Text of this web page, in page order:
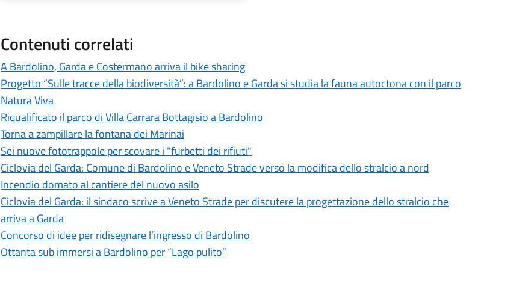
Contenuti correlati
A Bardolino, Garda e Costermano arriva il bike sharing
Progetto “Sulle tracce della biodiversità”: a Bardolino e Garda si studia la fauna autoctona con il parco
Natura Viva
Riqualificato il parco di Villa Carrara Bottagisio a Bardolino
Torna a zampillare la fontana dei Marinai
Sei nuove fototrappole per scovare i "furbetti dei rifiuti"
Ciclovia del Garda: Comune di Bardolino e Veneto Strade verso la modifica dello stralcio a nord
Incendio domato al cantiere del nuovo asilo
Ciclovia del Garda: il sindaco scrive a Veneto Strade per discutere la progettazione dello stralcio che
arriva a Garda
Concorso di idee per ridisegnare l’ingresso di Bardolino
Ottanta sub immersi a Bardolino per “Lago pulito”